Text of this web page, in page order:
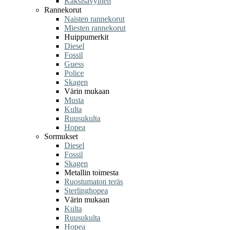
Rannekorut
Naisten rannekorut
Miesten rannekorut
Huippumerkit
Diesel
Fossil
Guess
Police
Skagen
Värin mukaan
Musta
Kulta
Ruusukulta
Hopea
Sormukset
Diesel
Fossil
Skagen
Metallin toimesta
Ruostumaton teräs
Sterlinghopea
Värin mukaan
Kulta
Ruusukulta
Hopea